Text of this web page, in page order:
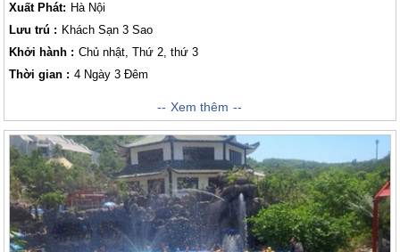
Xuất Phát: Hà Nội
Lưu trú : Khách Sạn 3 Sao
Khởi hành : Chủ nhật, Thứ 2, thứ 3
Thời gian : 4 Ngày 3 Đêm
Hành trình hành trình Đà Nẵng 4 ngày sẽ đưa Lữ khách đến những điểm
tham quan nổi tiếng của thành phố biển - nơi sở hữu vẻ đẹp độc đáo
như: Bà Nà Hills, bán đảo Sơn Trà, danh thắng Ngũ Hành Sơn,… Xa hơn
một chút là khám phá đảo xanh Cù Lao Chàm hay thưởng ngoạn vẻ
đẹp Hội An rêu phong, cổ kính. khách thăm quan cũng có dịp vui chơi tại
khu thăm quan Núi Thần Tài và được thưởng thức rất nhiều món ăn đặc
sản hấp dẫn, hưởng không khí Xuân - Hạ - Thu - Đông trong một ngày.
Còn gì tuyệt vời hơn với một thành phố nơi có có núi, có đèo, có những
khu nghỉ dưỡng xa hoa nhất thế giới. Với dịch vụ chất lượng và lịch trình
Xem thêm